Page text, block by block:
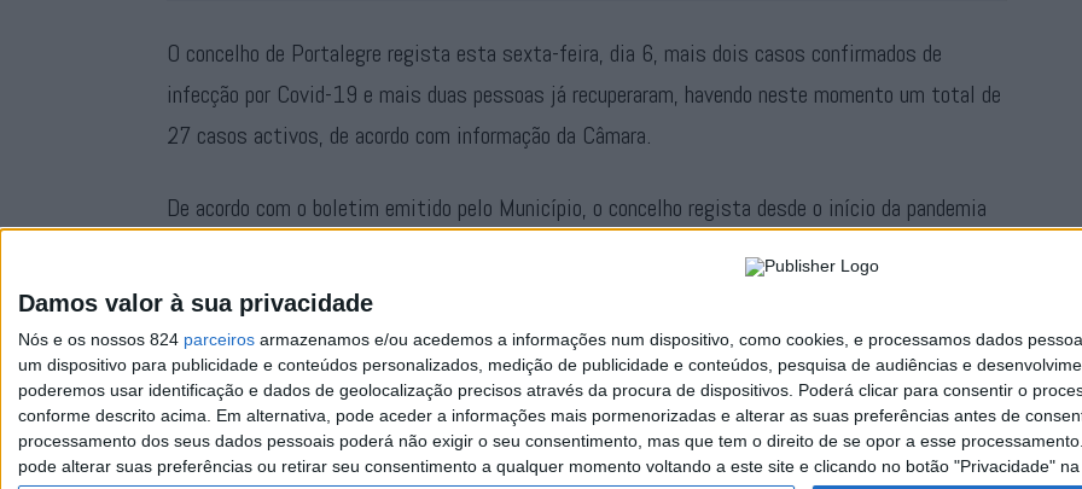
Damos valor à sua privacidade
Nós e os nossos 824 parceiros armazenamos e/ou acedemos a informações num dispositivo, como cookies, e processamos dados
um dispositivo para publicidade e conteúdos personalizados, medição de publicidade e conteúdos, pesquisa de audiências e
poderemos usar identificação e dados de geolocalização precisos através da procura de dispositivos. Poderá clicar para consentir o
conforme descrito acima. Em alternativa, pode aceder a informações mais pormenorizadas e alterar as suas preferências antes de
processamento dos seus dados pessoais poderá não exigir o seu consentimento, mas que tem o direito de se opor a esse
pode alterar suas preferências ou retirar seu consentimento a qualquer momento voltando a este site e clicando no botão "Privacidade"
O concelho de Portalegre regista esta sexta-feira, dia 6, mais dois casos confirmados de
infecção por Covid-19 e mais duas pessoas já recuperaram, havendo neste momento um total de
27 casos activos, de acordo com informação da Câmara.
De acordo com o boletim emitido pelo Município, o concelho regista desde o início da pandemia
de uma pessoa infectada.
Publicidade